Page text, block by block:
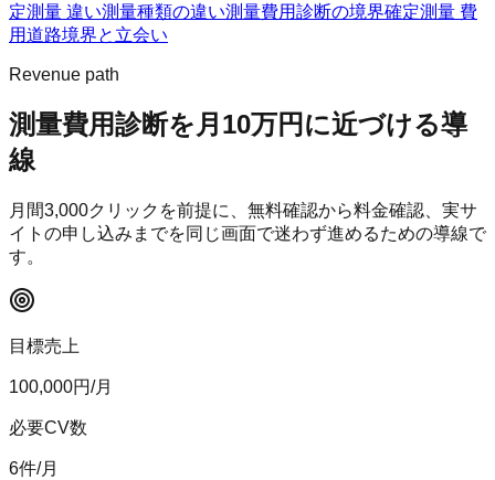
定測量 違い測量種類の違い測量費用診断の境界確定測量 費
用道路境界と立会い
Revenue path
測量費用診断を月10万円に近づける導
線
月間3,000クリックを前提に、無料確認から料金確認、実サ
イトの申し込みまでを同じ画面で迷わず進めるための導線で
す。
目標売上
100,000円/月
必要CV数
6件/月